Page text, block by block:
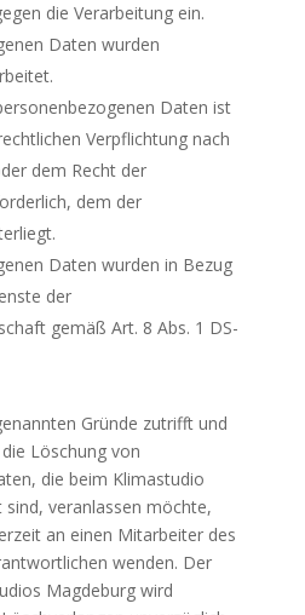
die Verarbeitung ein.
Daten wurden
Daten ist
Verpflichtung nach
dem Recht der
dem der
Daten wurden in Bezug
der
gemäß Art. 8 Abs. 1 DS-
Gründe zutrifft und
Löschung von
die beim Klimastudio
veranlassen möchte,
an einen Mitarbeiter des
wenden. Der
Magdeburg wird